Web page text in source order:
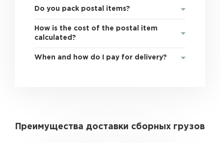
Do you pack postal items?
How is the cost of the postal item
calculated?
When and how do I pay for delivery?
Преимущества доставки сборных грузов